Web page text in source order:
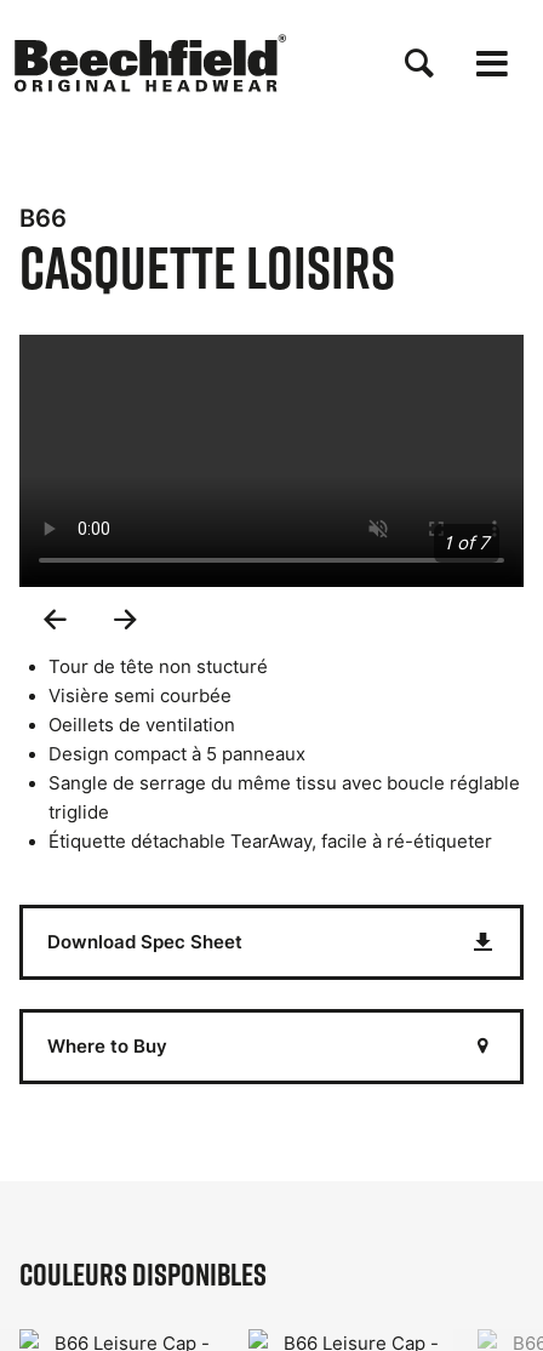
au
contenu
B66
Casquette loisirs
1 of 7
Previous
Slide Slide
Tour de tête non stucturé
Visière semi courbée
Oeillets de ventilation
Design compact à 5 panneaux
Sangle de serrage du même tissu avec boucle réglable
triglide
Étiquette détachable TearAway, facile à ré-étiqueter
Download Spec Sheet
Where to Buy
Couleurs disponibles